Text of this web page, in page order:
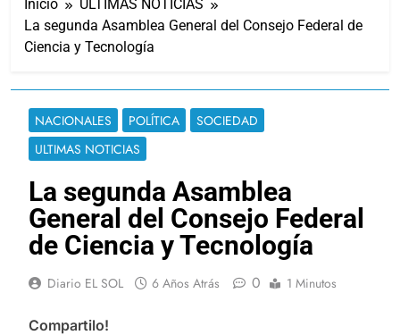
Inicio
ULTIMAS NOTICIAS
La segunda Asamblea General del Consejo Federal de
Ciencia y Tecnología
NACIONALES POLÍTICA
SOCIEDAD
ULTIMAS NOTICIAS
La segunda Asamblea
General del Consejo Federal
de Ciencia y Tecnología
Diario EL SOL 6 Años Atrás 0 1 Minutos
Compartilo!